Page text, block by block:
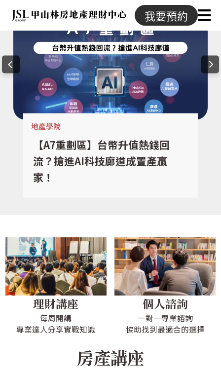
我要預約
地產學院
【A7重劃區】台幣升值熱錢回
流？搶進AI科技廊道成置產贏
家！
理財講座
每周開講
專業達人分享實戰知識
個人諮詢
一對一專業諮詢
協助找到最適合的選擇
房產講座